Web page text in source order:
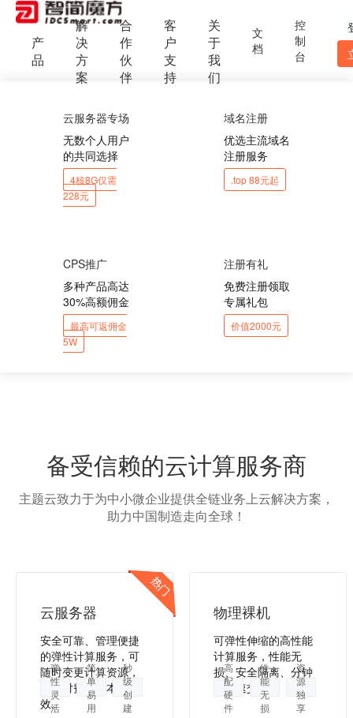
产
品
解
决
方
案
合
作
伙
伴
客
户
支
持
关
于
我
们
文
档
控
制
台
云服务器专场
无数个人用户
的共同选择
4核8G仅需
228元
域名注册
优选主流域名
注册服务
.top 88元起
CPS推广
多种产品高达
30%高额佣金
最高可返佣金
5W
注册有礼
免费注册领取
专属礼包
价值2000元
备受信赖的云计算服务商
主题云致力于为中小微企业提供全链业务上云解决方案，
助力中国制造走向全球！
云服务器
安全可靠、管理便捷
的弹性计算服务，可
随时变更计算资源，
按需付费，降本增
效。
弹
性
灵
活
简
单
易
用
秒
级
创
建
物理裸机
可弹性伸缩的高性能
计算服务，性能无
损、安全隔离、分钟
级极速交付。
高
配
硬
件
性
能
无
损
资
源
独
享